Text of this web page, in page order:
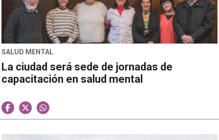
SALUD MENTAL
La ciudad será sede de jornadas de
capacitación en salud mental